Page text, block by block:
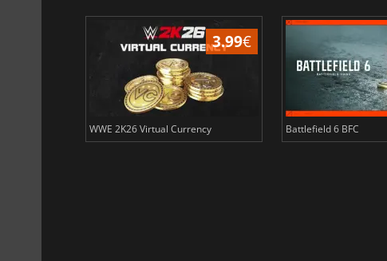
3.99€
WWE 2K26 Virtual Currency Battlefield 6 BFC